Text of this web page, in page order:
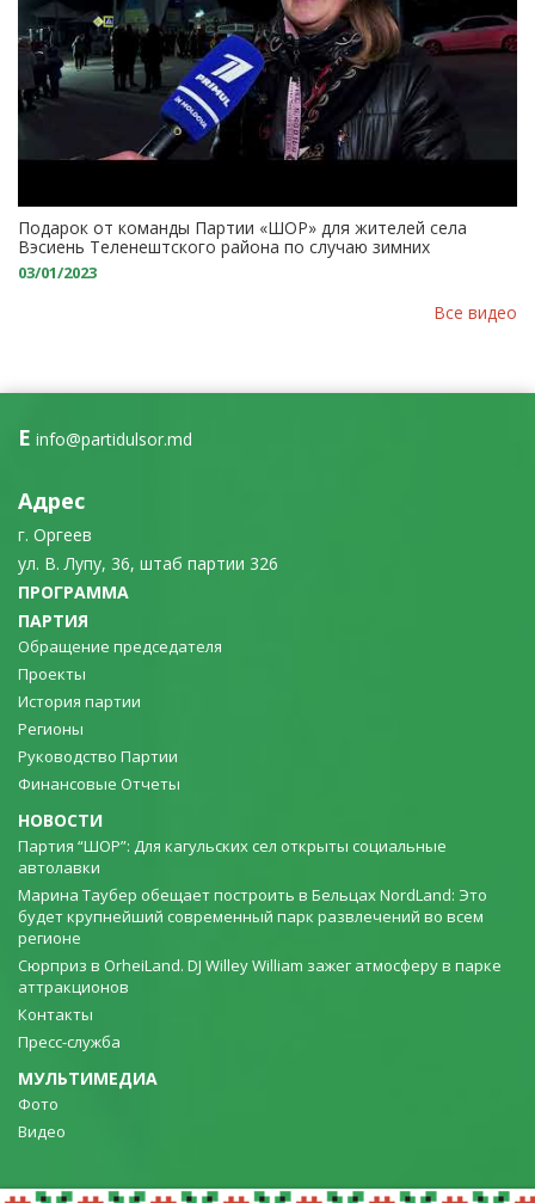
Подарок от команды Партии «ШОР» для жителей села
Вэсиень Теленештского района по случаю зимних
праздников: Новая система уличного освещения
03/01/2023
Все видео
E info@partidulsor.md
Адрес
г. Оргеев
ул. В. Лупу, 36, штаб партии 326
ПРОГРАММА
ПАРТИЯ
Обращение председателя
Проекты
История партии
Регионы
Руководство Партии
Финансовые Отчеты
НОВОСТИ
Партия “ШОР”: Для кагульских сел открыты социальные
автолавки
Марина Таубер обещает построить в Бельцах NordLand: Это
будет крупнейший современный парк развлечений во всем
регионе
Сюрприз в OrheiLand. DJ Willey William зажег атмосферу в парке
аттракционов
Контакты
Пресс-служба
МУЛЬТИМЕДИА
Фото
Видео